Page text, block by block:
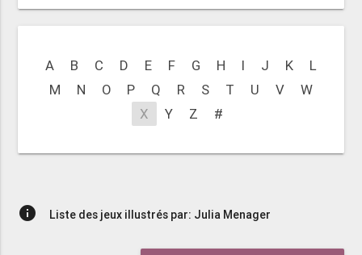
A B C D E F G H I J K
L
M
N O P Q R S T U V
W
X
Y Z #
info Liste des jeux illustrés par: Julia Menager